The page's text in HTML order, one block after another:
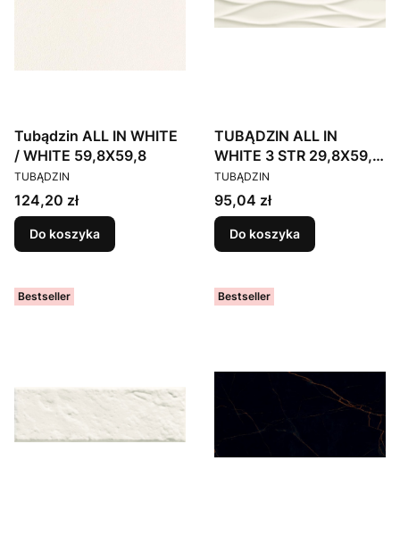
Tubądzin ALL IN WHITE
/ WHITE 59,8X59,8
PRODUCENT
TUBĄDZIN
Cena
124,20 zł
Do koszyka
TUBĄDZIN ALL IN
WHITE 3 STR 29,8X59,8
Gat.1
PRODUCENT
TUBĄDZIN
Cena
95,04 zł
Do koszyka
Bestseller Bestseller